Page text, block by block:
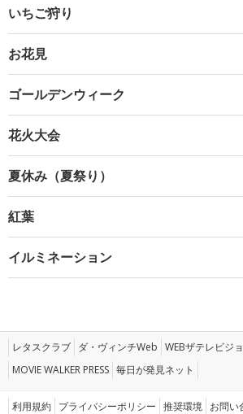
いちご狩り
お花見
ゴールデンウィーク
花火大会
夏休み（夏祭り）
紅葉
イルミネーション
レタスクラブ ダ・ヴィンチWeb WEBザテレビジ
MOVIE WALKER PRESS 毎日が発見ネット
利用規約 プライバシーポリシー 推奨環境 お問い